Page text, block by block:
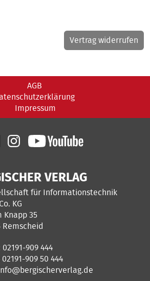
Vertrag widerrufen
AGB
Impressum
VERLAG
für Informationstechnik
KG
Knapp 35
Remscheid
909 444
909 50 444